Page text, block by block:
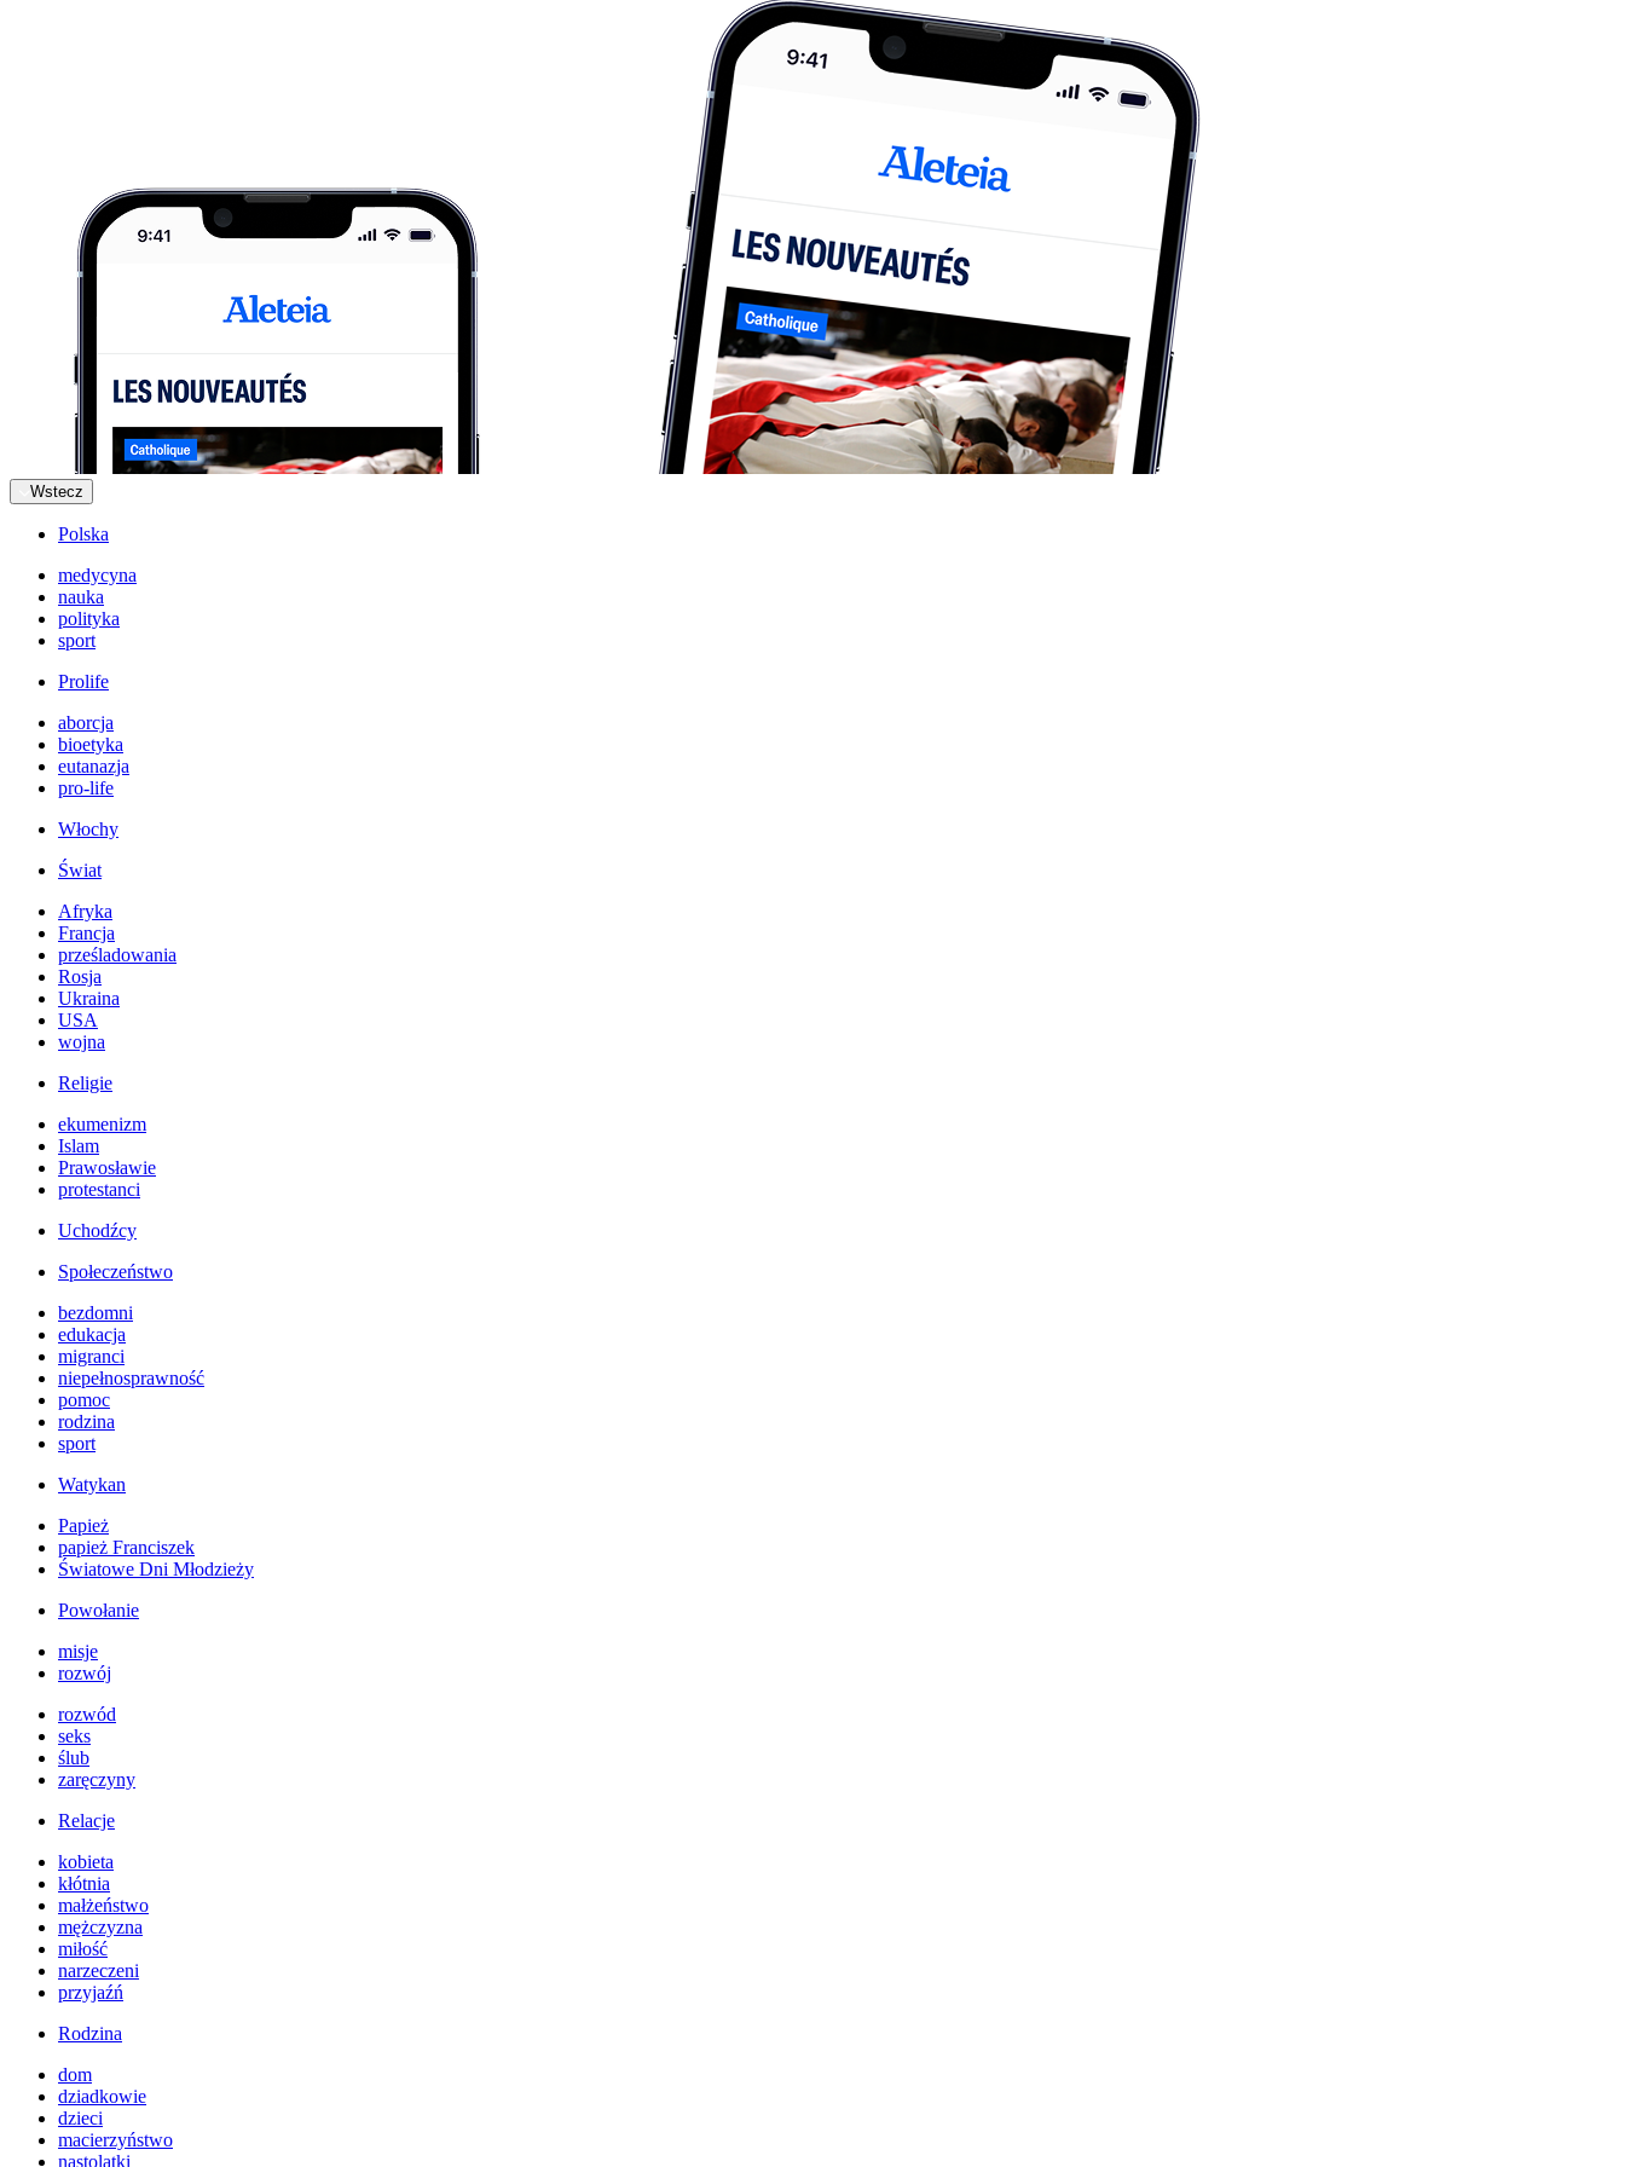
Wstecz
Polska
medycyna
nauka
polityka
sport
Prolife
aborcja
bioetyka
eutanazja
pro-life
Włochy
Świat
Afryka
Francja
prześladowania
Rosja
Ukraina
USA
wojna
Religie
ekumenizm
Islam
Prawosławie
protestanci
Uchodźcy
Społeczeństwo
bezdomni
edukacja
migranci
niepełnosprawność
pomoc
rodzina
sport
Watykan
Papież
papież Franciszek
Światowe Dni Młodzieży
Powołanie
misje
rozwój
rozwód
seks
ślub
zaręczyny
Relacje
kobieta
kłótnia
małżeństwo
mężczyzna
miłość
narzeczeni
przyjaźń
Rodzina
dom
dziadkowie
dzieci
macierzyństwo
nastolatki